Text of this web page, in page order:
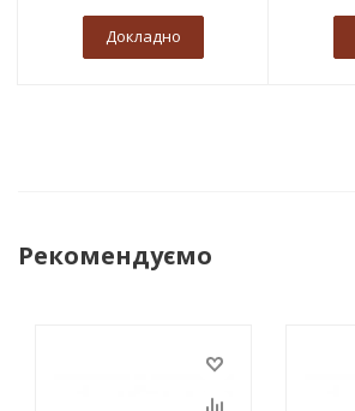
Докладно
Рекомендуємо